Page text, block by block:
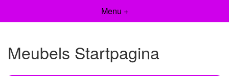
Menu +
Meubels Startpagina